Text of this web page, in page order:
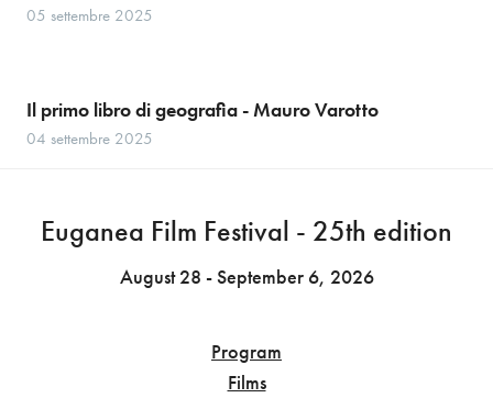
05 settembre 2025
Il primo libro di geografia - Mauro Varotto
04 settembre 2025
Euganea Film Festival - 25th edition
August 28 - September 6, 2026
Program
Films